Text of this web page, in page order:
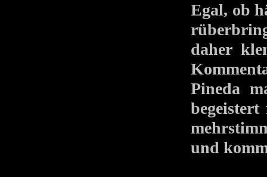
Egal, ob
daher
Pineda
und